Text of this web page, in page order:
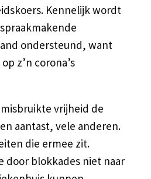
Kennelijk wordt
ondersteund, want
z’n corona’s
vrijheid de
aantast, vele anderen.
die ermee zit.
door blokkades niet naar